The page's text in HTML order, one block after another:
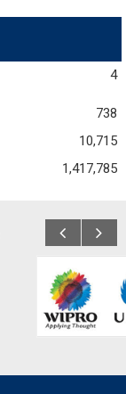
4
738
10,715
1,417,785